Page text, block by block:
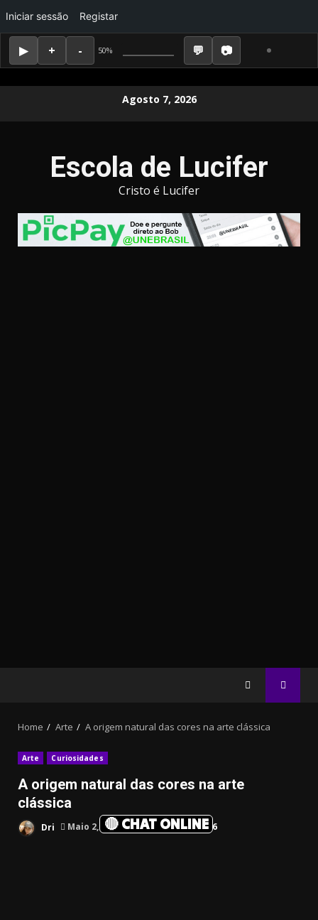
50%
Iniciar sessão Registar
Agosto 7, 2026
Escola de Lucifer
Cristo é Lucifer
🔴 CHAT ONLINE
Home Arte A origem natural das cores na arte clássica
Arte Curiosidades
A origem natural das cores na arte
clássica
Dri Maio 2, 2026 3 min read 7 116